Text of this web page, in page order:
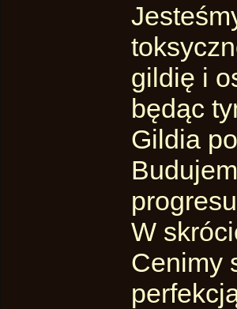
gildię i
będąc
Gildia
W
Cenimy